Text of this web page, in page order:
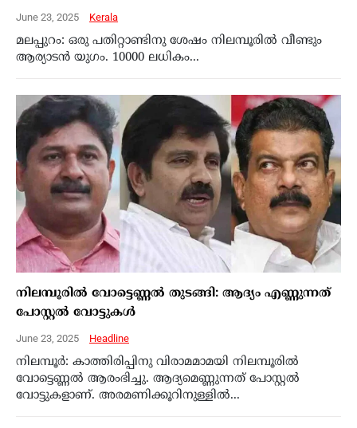
June 23, 2025 Kerala
മലപ്പുറം: ഒരു പതിറ്റാണ്ടിനു ശേഷം നിലമ്പൂരില്‍ വീണ്ടും
ആര്യാടന്‍ യുഗം. 10000 ലധികം...
നിലമ്പൂരില്‍ വോട്ടെണ്ണല്‍ തുടങ്ങി: ആദ്യം എണ്ണുന്നത്
പോസ്റ്റല്‍ വോട്ടുകള്‍
June 23, 2025 Headline
നിലമ്പൂര്‍: കാത്തിരിപ്പിനു വിരാമമാമയി നിലമ്പൂരില്‍
വോട്ടെണ്ണല്‍ ആരംഭിച്ചു. ആദ്യമെണ്ണുന്നത് പോസ്റ്റല്‍
വോട്ടുകളാണ്. അരമണിക്കൂറിനുള്ളില്‍...